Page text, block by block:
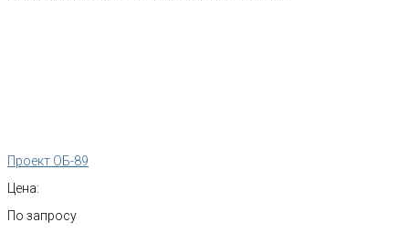
Проект ОБ-89
Цена:
По запросу